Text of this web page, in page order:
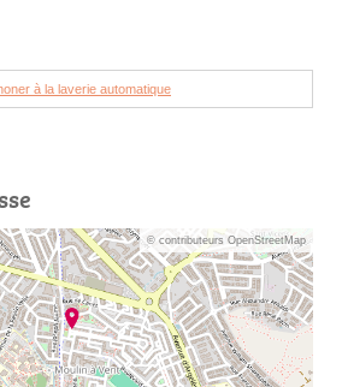
à la laverie automatique
© contributeurs OpenStreetMap